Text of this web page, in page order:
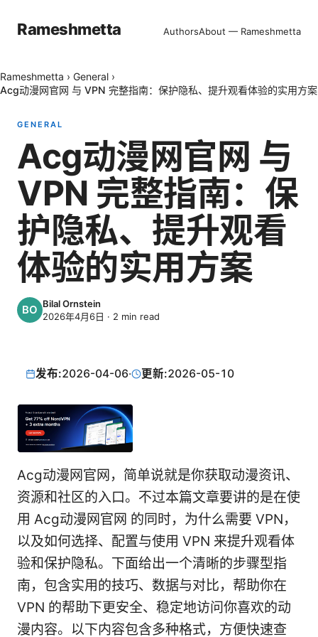
Rameshmetta AuthorsAbout — Rameshmetta
Rameshmetta › General ›
Acg动漫网官网 与 VPN 完整指南：保护隐私、提升观看体验的实用方案
GENERAL
Acg动漫网官网 与
VPN 完整指南：保
护隐私、提升观看
体验的实用方案
Bilal Ornstein
2026年4月6日 · 2 min read
发布:2026-04-06· 更新:2026-05-10
Acg动漫网官网，简单说就是你获取动漫资讯、
资源和社区的入口。不过本篇文章要讲的是在使
用 Acg动漫网官网 的同时，为什么需要 VPN，
以及如何选择、配置与使用 VPN 来提升观看体
验和保护隐私。下面给出一个清晰的步骤型指
南，包含实用的技巧、数据与对比，帮助你在
VPN 的帮助下更安全、稳定地访问你喜欢的动
漫内容。以下内容包含多种格式，方便快速查